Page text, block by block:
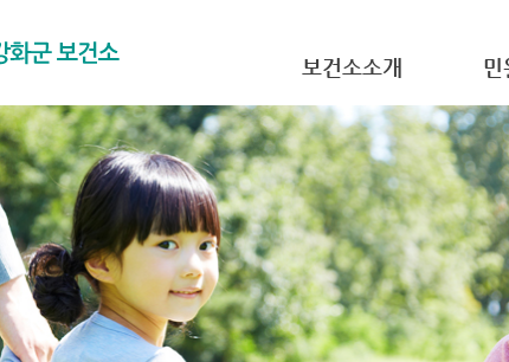
보건소소개 민